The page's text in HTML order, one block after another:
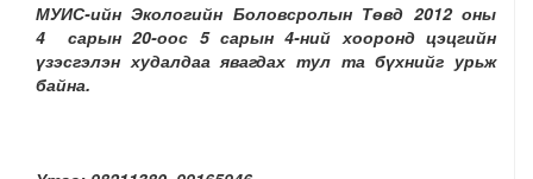
МУИС-ийн Экологийн Боловсролын Төвд 2012 оны
4 сарын 20-оос 5 сарын 4-ний хооронд цэцгийн
үзэсгэлэн худалдаа явагдах тул та бүхнийг урьж
байна.